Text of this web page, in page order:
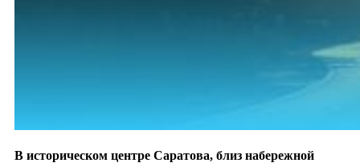
В историческом центре Саратова, близ набережной